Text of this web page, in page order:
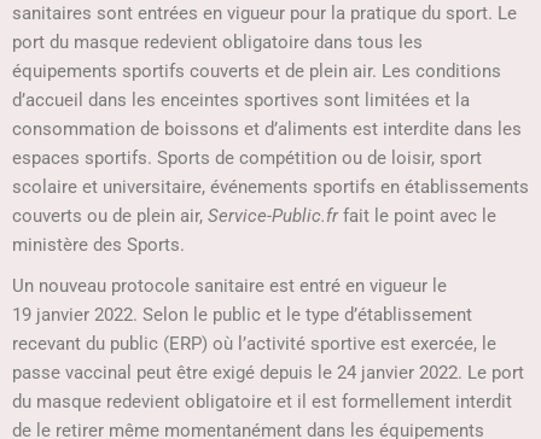
sanitaires sont entrées en vigueur pour la pratique du sport. Le
port du masque redevient obligatoire dans tous les
équipements sportifs couverts et de plein air. Les conditions
d’accueil dans les enceintes sportives sont limitées et la
consommation de boissons et d’aliments est interdite dans les
espaces sportifs. Sports de compétition ou de loisir, sport
scolaire et universitaire, événements sportifs en établissements
couverts ou de plein air, Service-Public.frfait le point avec le
ministère des Sports.
Un nouveau protocole sanitaire est entré en vigueur le
19 janvier 2022. Selon le public et le type d’établissement
recevant du public (ERP) où l’activité sportive est exercée, le
passe vaccinal peut être exigé depuis le 24 janvier 2022. Le port
du masque redevient obligatoire et il est formellement interdit
de le retirer même momentanément dans les équipements